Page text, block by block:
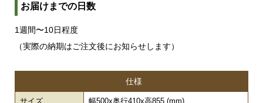
お届けまでの日数
1週間〜10日程度
（実際の納期はご注文後にお知らせします）
仕様
サイズ 幅500x奥行410x高855 (mm)